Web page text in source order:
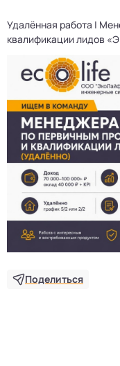
Удалённая работа |
квалификации лидов
Поделиться